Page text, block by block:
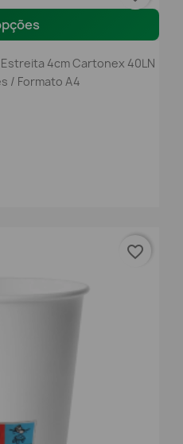
4cm Cartonex 40LN
/ Formato A4
favorite_border